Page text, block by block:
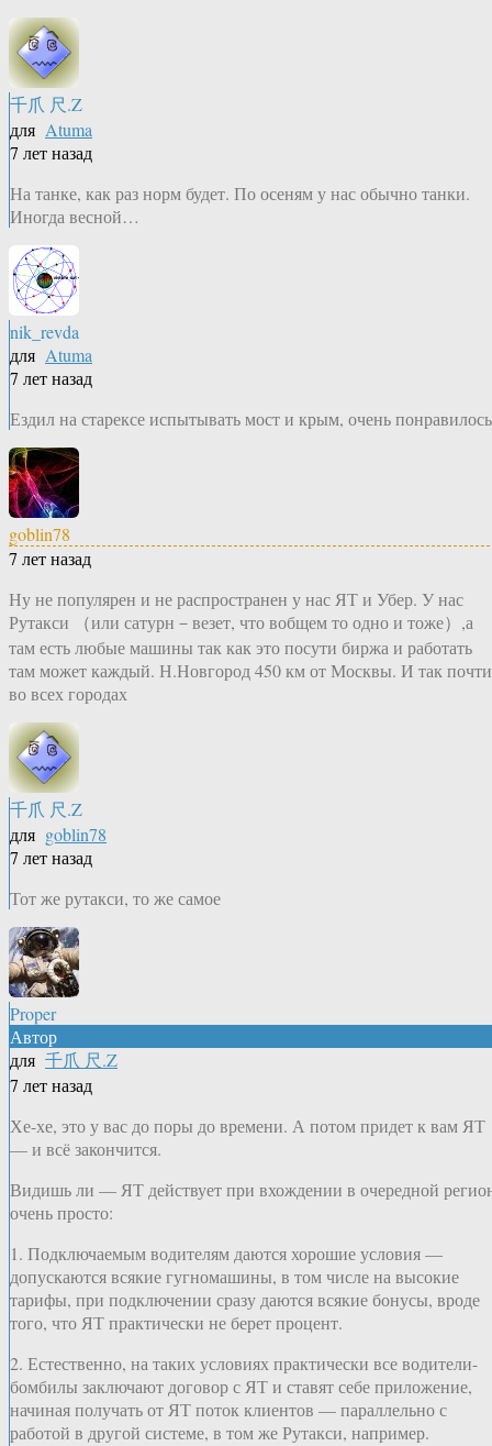
千爪 尺.Z
для Atuma
7 лет назад
На танке, как раз норм будет. По осеням у нас обычно танки.
Иногда весной…
nik_revda
для Atuma
7 лет назад
Ездил на старексе испытывать мост и крым, очень
goblin78
7 лет назад
Ну не популярен и не распространен у нас ЯТ и Убер. У нас
Рутакси （или сатурн－везет, что вобщем то одно и тоже）,а
там есть любые машины так как это посути биржа и работать
там может каждый. Н.Новгород 450 км от Москвы. И так почти
во всех городах
千爪 尺.Z
для goblin78
7 лет назад
Тот же рутакси, то же самое
Proper
Автор
для 千爪 尺.Z
7 лет назад
Хе-хе, это у вас до поры до времени. А потом придет к вам ЯТ
— и всё закончится.
Видишь ли — ЯТ действует при вхождении в очередной
очень просто:
1. Подключаемым водителям даются хорошие условия —
допускаются всякие гугномашины, в том числе на высокие
тарифы, при подключении сразу даются всякие бонусы, вроде
того, что ЯТ практически не берет процент.
2. Естественно, на таких условиях практически все водители-
бомбилы заключают договор с ЯТ и ставят себе приложение,
начиная получать от ЯТ поток клиентов — параллельно с
работой в другой системе, в том же Рутакси, например.